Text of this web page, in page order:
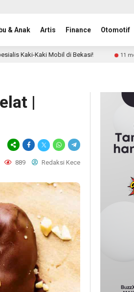
Ibu & Anak Artis Finance Otomotif
di Bekasi! 11 month ago
|
889 Redaksi Kece